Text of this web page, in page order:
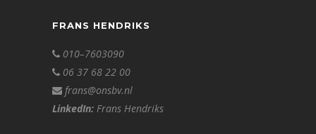
FRANS HENDRIKS
010–7603090
06 37 68 22 00
frans@onsbv.nl
LinkedIn: Frans Hendriks